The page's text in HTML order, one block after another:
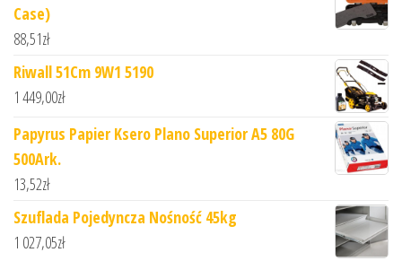
Case)
88,51zł
Riwall 51Cm 9W1 5190
1 449,00zł
Papyrus Papier Ksero Plano Superior A5 80G
500Ark.
13,52zł
Szuflada Pojedyncza Nośność 45kg
1 027,05zł